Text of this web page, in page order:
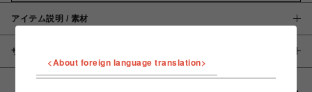
アイテム説明 / 素材
サイズ
<About foreign language translation>